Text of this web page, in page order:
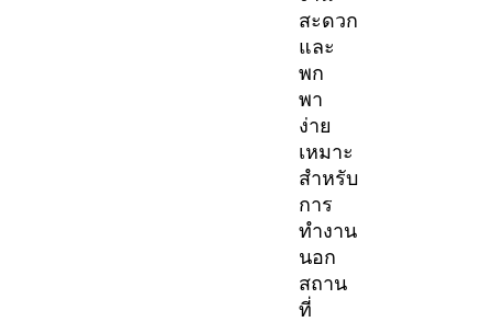
สะดวก
และ
พก
พา
ง่าย
เหมาะ
สำหรับ
การ
ทำงาน
นอก
สถาน
ที่